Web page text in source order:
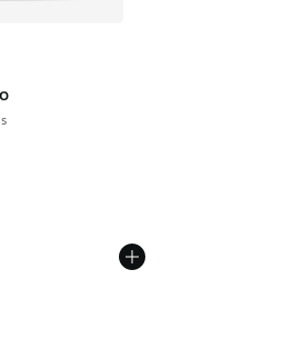
Prix en baisse de € 59,99 à